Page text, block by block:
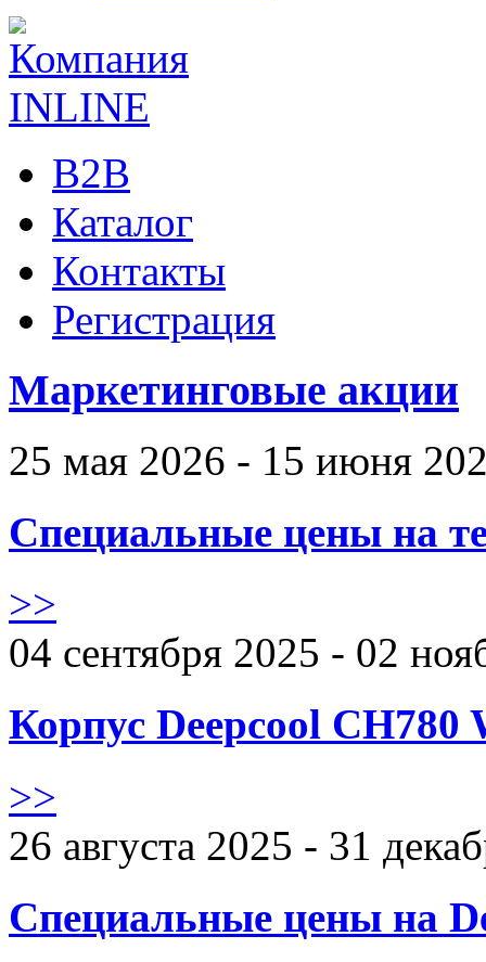
B2B
Каталог
Контакты
Регистрация
Маркетинговые акции
25 мая 2026 - 15 июня
Специальные цены на
>>
04 сентября 2025 - 02
Корпус Deepcool CH780
>>
26 августа 2025 - 31
Специальные цены на